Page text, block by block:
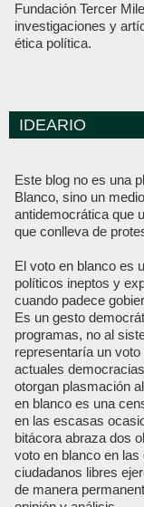
Fundación Tercer
investigaciones y
ética política.
IDEARIO
Este blog no es una
Blanco, sino un
antidemocrática que
que conlleva de
El voto en blanco es
políticos ineptos y
cuando padece
Es un gesto
programas, no al
representaría un
actuales
otorgan plasmación
en blanco es una
en las escasas
bitácora abraza dos
voto en blanco en
ciudadanos libres
de manera